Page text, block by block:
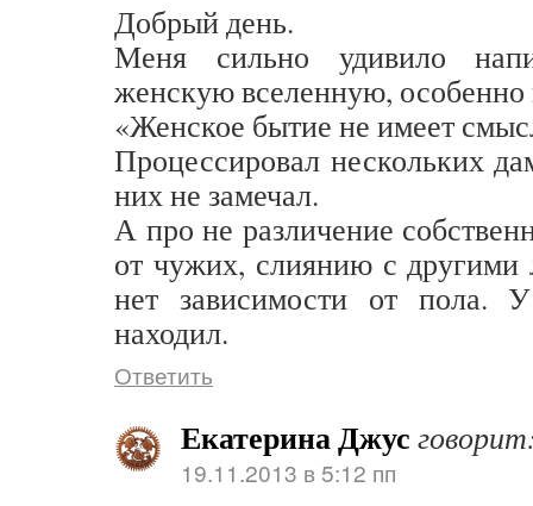
Добрый день.
Меня сильно удивило
женскую вселенную, особенно
«Женское бытие не имеет
Процессировал нескольких
них не замечал.
А про не различение
от чужих, слиянию с другими
нет зависимости от пола.
находил.
Ответить
Екатерина Джус
19.11.2013 в 5:12 пп